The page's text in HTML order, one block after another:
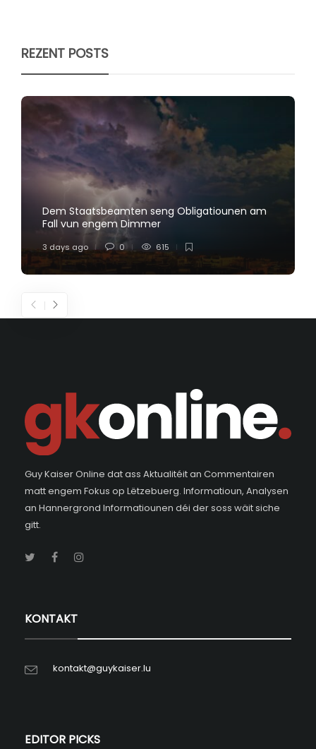
REZENT POSTS
Dem Staatsbeamten seng Obligatiounen am
Fall vun engem Dimmer
3 days ago 0 615
Guy Kaiser Online dat ass Aktualitéit an Commentairen
matt engem Fokus op Lëtzebuerg. Informatioun, Analysen
an Hannergrond Informatiounen déi der soss wäit siche
gitt.
KONTAKT
kontakt@guykaiser.lu
EDITOR PICKS